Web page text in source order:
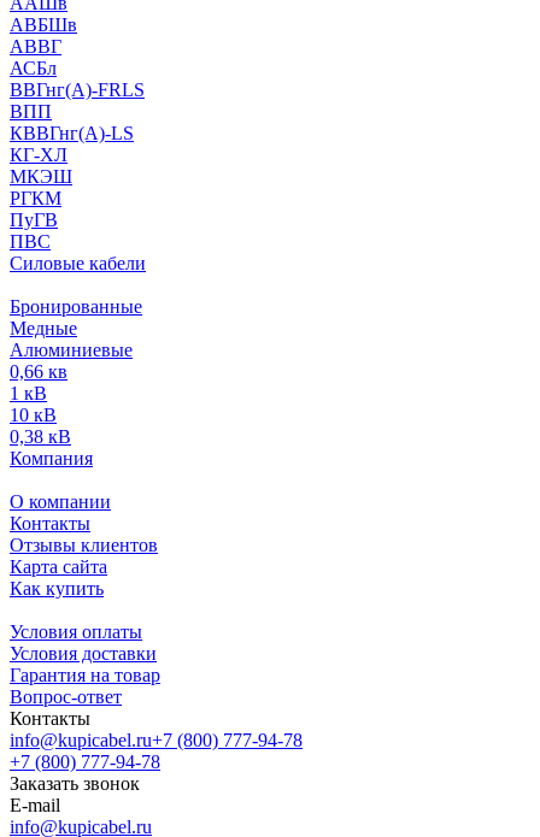
АВБШв
АВВГ
АСБл
ВВГнг(А)-FRLS
ВПП
КВВГнг(А)-LS
КГ-ХЛ
МКЭШ
РГКМ
ПуГВ
ПВС
Силовые кабели
Бронированные
Медные
Алюминиевые
0,66 кв
1 кВ
10 кВ
0,38 кВ
Компания
О компании
Контакты
Отзывы клиентов
Карта сайта
Как купить
Условия оплаты
Условия доставки
Гарантия на товар
Вопрос-ответ
Контакты
info@kupicabel.ru+7 (800) 777-94-78
+7 (800) 777-94-78
Заказать звонок
E-mail
info@kupicabel.ru